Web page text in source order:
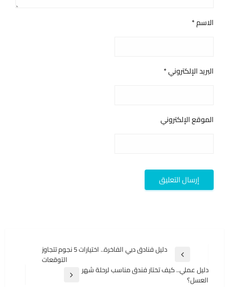
الاسم*
البريد الإلكتروني*
الموقع الإلكتروني
المقالات
المقالة
السابقة
دليل فنادق دبي الفاخرة.. اختيارات 5 نجوم تتجاوز
التوقعات
المقالة
دليل عملي.. كيف تختار فندق مناسب لرحلة شهر
العسل؟